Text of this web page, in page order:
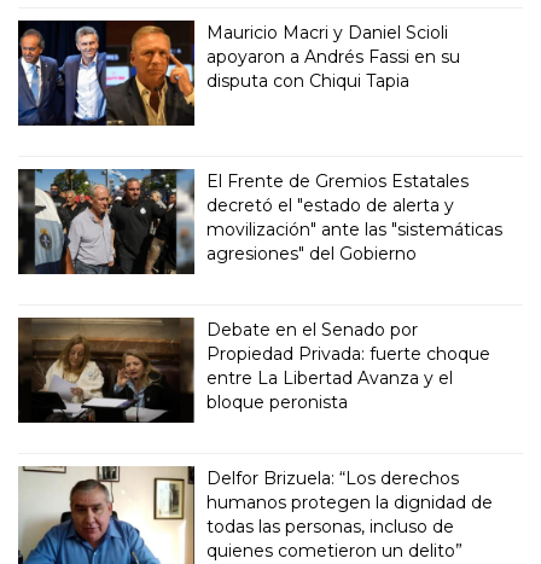
Mauricio Macri y Daniel Scioli
apoyaron a Andrés Fassi en su
disputa con Chiqui Tapia
El Frente de Gremios Estatales
decretó el "estado de alerta y
movilización" ante las "sistemáticas
agresiones" del Gobierno
Debate en el Senado por
Propiedad Privada: fuerte choque
entre La Libertad Avanza y el
bloque peronista
Delfor Brizuela: “Los derechos
humanos protegen la dignidad de
todas las personas, incluso de
quienes cometieron un delito”